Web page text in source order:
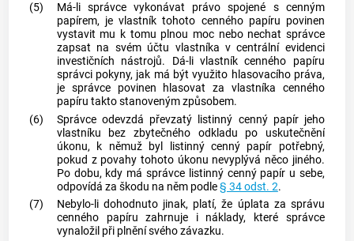
(5)
Má-li správce vykonávat právo spojené s cenným
papírem, je vlastník tohoto cenného papíru povinen
vystavit mu k tomu plnou moc nebo nechat správce
zapsat na svém účtu vlastníka v centrální evidenci
investičních nástrojů. Dá-li vlastníkcenného papíru
správci pokyny, jak má být využito hlasovacího práva,
je správce povinen hlasovat za vlastníka cenného
papíru takto stanoveným způsobem.
(6)
Správce odevzdá převzatý listinný cenný papírjeho
vlastníku bez zbytečného odkladu po uskutečnění
úkonu, k němuž byl listinný cenný papír potřebný,
pokud z povahy tohoto úkonu nevyplývá něco jiného.
Po dobu, kdy má správce listinný cenný papír u sebe,
odpovídá za škodu na něm podle§ 34 odst. 2.
(7)
Nebylo-li dohodnuto jinak, platí, že úplata za správu
cenného papíru zahrnuje i náklady, které správce
vynaložil při plnění svého závazku.